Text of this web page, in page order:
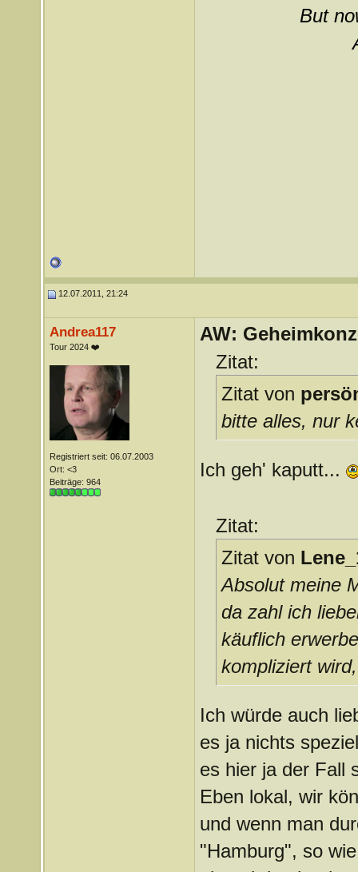
But
12.07.2011, 21:24
Andrea117
Tour 2024 ❤️
Registriert seit: 06.07.2003
Ort: <3
Beiträge: 964
AW:
Zitat:
Zitat von
bitte alles, nur
Ich geh' kaputt...
Zitat:
Zitat von
Absolut meine
da zahl ich
käuflich
kompliziert
Ich würde auch
es ja nichts
es hier ja der Fall
Eben lokal, wir
und wenn man
"Hamburg", so